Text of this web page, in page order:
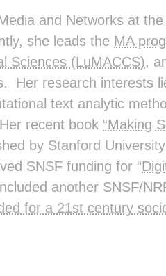
and Networks at
she leads the MA
Sciences (LuMACCS),
Her research interests
text analytic
recent book “Making
by Stanford
SNSF funding for “
another SNSF/
for a 21st century